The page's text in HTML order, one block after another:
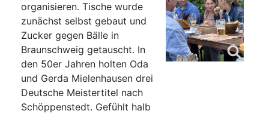
organisieren. Tische wurde
zunächst selbst gebaut und
Zucker gegen Bälle in
Braunschweig getauscht. In
den 50er Jahren holten Oda
und Gerda Mielenhausen drei
Deutsche Meistertitel nach
Schöppenstedt. Gefühlt halb